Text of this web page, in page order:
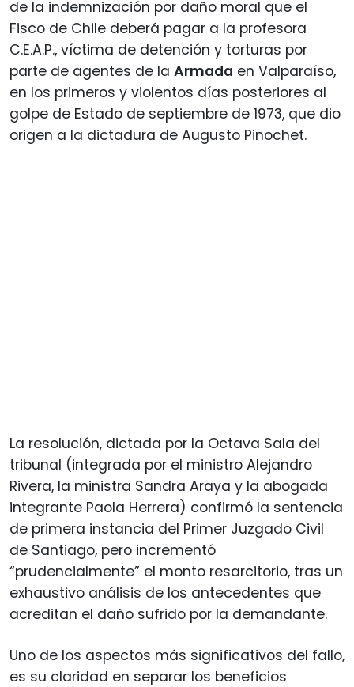
de la indemnización por daño moral que el
Fisco de Chile deberá pagar a la profesora
C.E.A.P., víctima de detención y torturas por
parte de agentes de la Armada en Valparaíso,
en los primeros y violentos días posteriores al
golpe de Estado de septiembre de 1973, que dio
origen a la dictadura de Augusto Pinochet.
La resolución, dictada por la Octava Sala del
tribunal (integrada por el ministro Alejandro
Rivera, la ministra Sandra Araya y la abogada
integrante Paola Herrera) confirmó la sentencia
de primera instancia del Primer Juzgado Civil
de Santiago, pero incrementó
“prudencialmente” el monto resarcitorio, tras un
exhaustivo análisis de los antecedentes que
acreditan el daño sufrido por la demandante.
Uno de los aspectos más significativos del fallo,
es su claridad en separar los beneficios